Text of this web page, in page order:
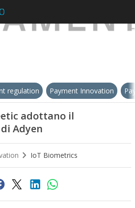
regulation Payment Innovation
adottano il
Adyen
IoT Biometrics